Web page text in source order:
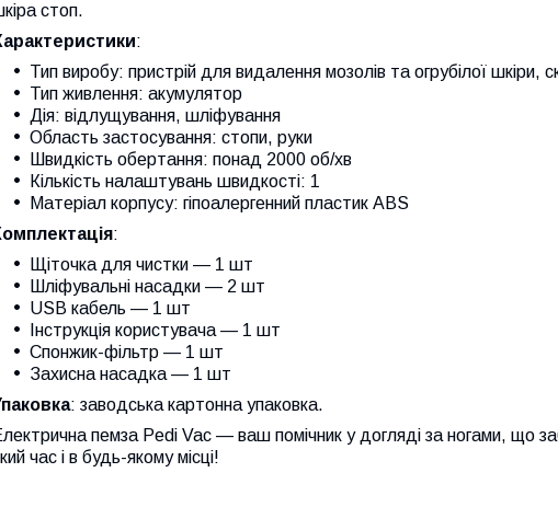
стоп.
:
Тип виробу: пристрій для видалення мозолів та огрубілої шкіри,
Тип живлення: акумулятор
Дія: відлущування, шліфування
Область застосування: стопи, руки
Швидкість обертання: понад 2000 об/хв
Кількість налаштувань швидкості: 1
Матеріал корпусу: гіпоалергенний пластик ABS
:
Щіточка для чистки — 1 шт
Шліфувальні насадки — 2 шт
USB кабель — 1 шт
Інструкція користувача — 1 шт
Спонжик-фільтр — 1 шт
Захисна насадка — 1 шт
: заводська картонна упаковка.
пемза Pedi Vac — ваш помічник у догляді за ногами, що
час і в будь-якому місці!